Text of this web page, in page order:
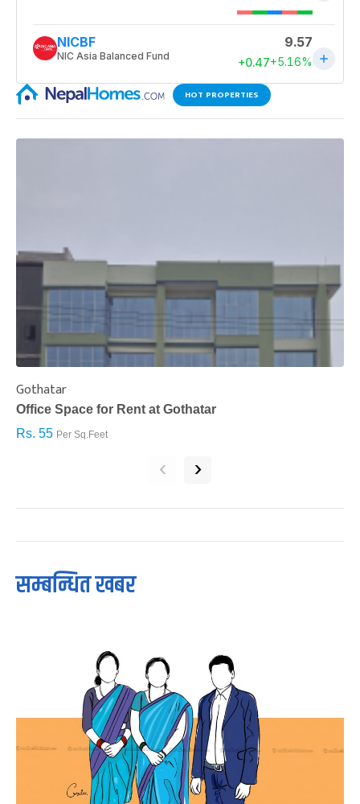
HOT PROPERTIES
Gothatar
Office Space for Rent at Gothatar
Rs. 55 Per Sq.Feet
‹ ›
सम्बन्धित खबर